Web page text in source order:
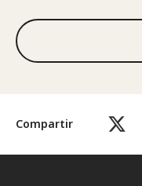
Compartir